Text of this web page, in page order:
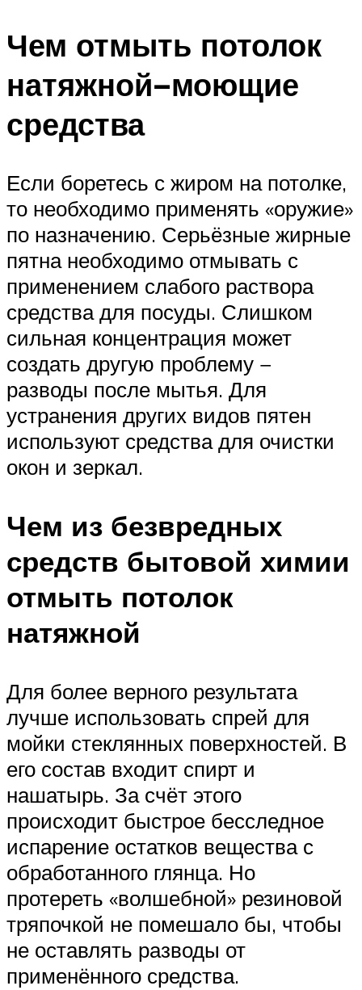
Чем отмыть потолок
натяжной−моющие
средства
Если боретесь с жиром на потолке,
то необходимо применять «оружие»
по назначению. Серьёзные жирные
пятна необходимо отмывать с
применением слабого раствора
средства для посуды. Слишком
сильная концентрация может
создать другую проблему −
разводы после мытья. Для
устранения других видов пятен
используют средства для очистки
окон и зеркал.
Чем из безвредных
средств бытовой химии
отмыть потолок
натяжной
Для более верного результата
лучше использовать спрей для
мойки стеклянных поверхностей. В
его состав входит спирт и
нашатырь. За счёт этого
происходит быстрое бесследное
испарение остатков вещества с
обработанного глянца. Но
протереть «волшебной» резиновой
тряпочкой не помешало бы, чтобы
не оставлять разводы от
применённого средства.